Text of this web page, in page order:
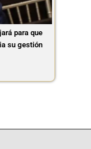
para que
su gestión